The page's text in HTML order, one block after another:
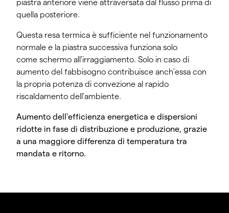
piastra anteriore viene attraversata dal flusso prima di
quella posteriore.
Questa resa termica è sufficiente nel funzionamento
normale e la piastra successiva funziona solo
come schermo all'irraggiamento. Solo in caso di
aumento del fabbisogno contribuisce anch'essa con
la propria potenza di convezione al rapido
riscaldamento dell'ambiente.
Aumento dell'efficienza energetica e dispersioni
ridotte in fase di distribuzione e produzione, grazie
a una maggiore differenza di temperatura tra
mandata e ritorno.